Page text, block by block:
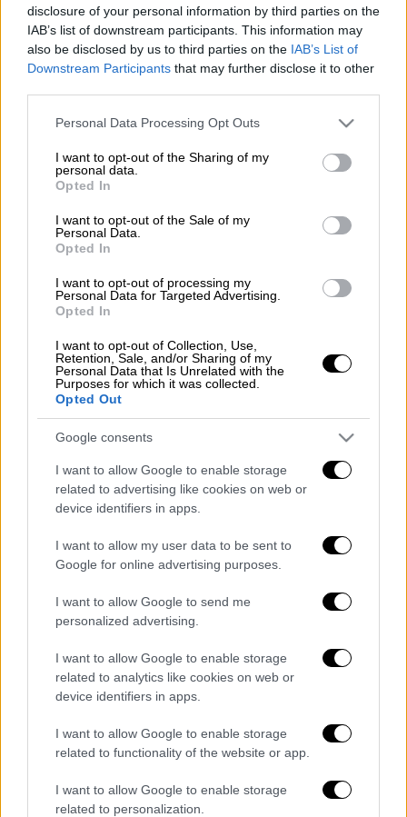
disclosure of your personal information by third parties on the
IAB’s list of downstream participants. This information may
also be disclosed by us to third parties on the IAB’s List of
Downstream Participants that may further disclose it to other
Please note that this website/app uses one or more Google
not limited to your visit or usage behaviour. You may click to
grant or deny consent to Google and its third-party tags to
use your data for below specified purposes in below Google
consent section.
Personal Data Processing Opt Outs
I want to opt-out of the Sharing of my
personal data.
Opted In
I want to opt-out of the Sale of my
Personal Data.
Opted In
I want to opt-out of processing my
Personal Data for Targeted Advertising.
Opted In
I want to opt-out of Collection, Use,
Retention, Sale, and/or Sharing of my
Personal Data that Is Unrelated with the
Purposes for which it was collected.
Opted Out
Google consents
I want to allow Google to enable storage
related to advertising like cookies on web or
device identifiers in apps.
I want to allow my user data to be sent to
Google for online advertising purposes.
I want to allow Google to send me
personalized advertising.
I want to allow Google to enable storage
related to analytics like cookies on web or
device identifiers in apps.
I want to allow Google to enable storage
related to functionality of the website or app.
I want to allow Google to enable storage
related to personalization.
Ελλάδα|21.04.2025 20:58
Άρης Μουγκοπέτρος:
Ακρωτηριάστηκαν τα δύο δάχτυλα
Σήμερα Τρίτη του Πάσχα
Λεωφορεία και Τρόλεϊ: Θα κινούνται με
πρόγραμμα δρομολογίων Σαββάτου
Γραμμή 1 Μετρό: Δρομολόγια ανά 10,5?
μεταξύ 5:30 – 23:00, ανά 15? τις υπόλοιπες
Γραμμή 2 Μετρό: Δρομολόγια ανά 5,5? – 8,5?
μεταξύ 7:00-23:00, ανά 7,5? – 11? τις
υπόλοιπες ώρες
Γραμμή 3 Μετρό: Δρομολόγια ανά 5? – 7?
μεταξύ 7:00 – 22:00 και ανά 6,5? – 9,5? τις
υπόλοιπες ώρες.
Τραμ: Δρομολόγια ανά 12? ως τις 22:00, ανά
Επιστρέφει ο Δακτύλιος
Σημειώνεται ότι ο Δακτύλιος επιστρέφει
σήμεραΤρίτη του Πάσχα, κανονικά.
Τα όρια του ΜΙΚΡΟΥ ΔΑΚΤΥΛΙΟΥ ορίζονται
από τις παρακάτω οδούς και λεωφόρους: Λ.
Αλεξάνδρας – Ζαχάρωφ – Λ. Μεσογείων –
Φειδιππίδου – Μιχαλακοπούλου – Σπ.
Μερκούρη – Βρυάξιδος – Υμηττού – Ηλ.
Ηλιού – Αμβρ. Φραντζή – Λ. Ανδρ. Συγγρού –
Χαμοστέρνας – Πειραιώς – Ιερά Οδός – Λ.